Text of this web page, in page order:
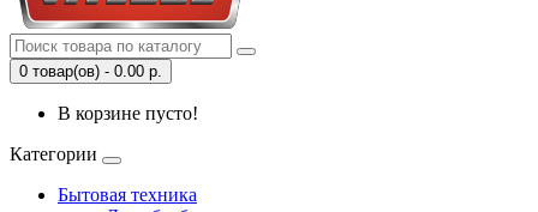
0 товар(ов) - 0.00 р.
В корзине пусто!
Категории
Бытовая техника